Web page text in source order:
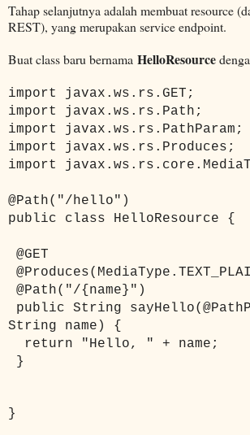
Tahap selanjutnya adalah membuat resource
REST), yang merupakan service endpoint.
Buat class baru bernama HelloResource
import javax.ws.rs.GET;
import javax.ws.rs.Path;
import javax.ws.rs.PathParam;
import javax.ws.rs.Produces;
import
@Path("/hello")
public class HelloResource {
@GET
@Path("/{name}")
public String
String name) {
return "Hello, " + name;
}
}